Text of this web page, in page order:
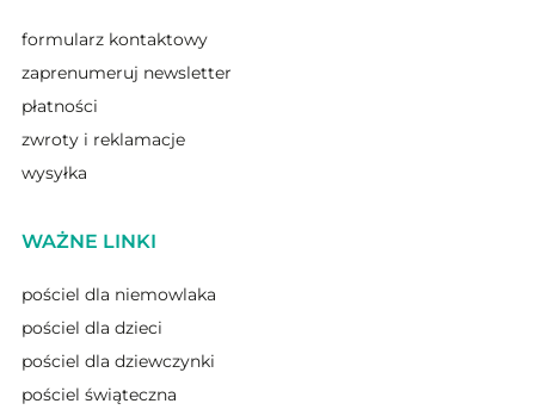
formularz kontaktowy
zaprenumeruj newsletter
płatności
zwroty i reklamacje
wysyłka
WAŻNE LINKI
pościel dla niemowlaka
pościel dla dzieci
pościel dla dziewczynki
pościel świąteczna